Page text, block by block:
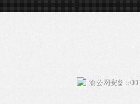
渝公网安备